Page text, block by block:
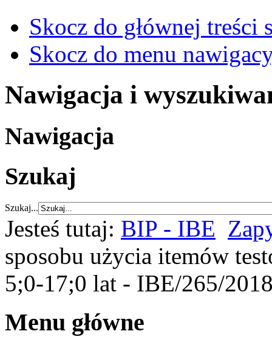
Skocz do głównej treści
Skocz do menu
Nawigacja i
Nawigacja
Szukaj
Szukaj...
Jesteś tutaj: BIP - IBE
sposobu użycia itemów
5;0-17;0 lat - IBE/265/
Menu główne